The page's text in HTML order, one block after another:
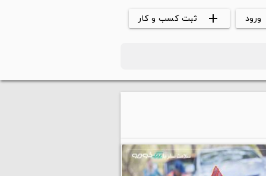
add ثبت کسب و کار ورود